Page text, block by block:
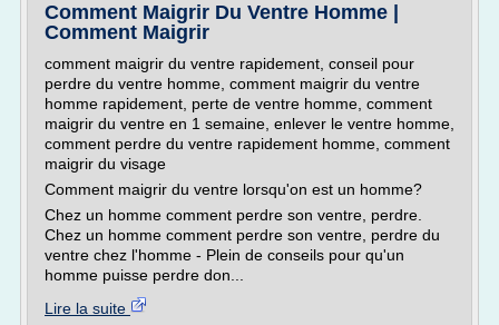
Comment Maigrir Du Ventre Homme |
Comment Maigrir
comment maigrir du ventre rapidement, conseil pour
perdre du ventre homme, comment maigrir du ventre
homme rapidement, perte de ventre homme, comment
maigrir du ventre en 1 semaine, enlever le ventre homme,
comment perdre du ventre rapidement homme, comment
maigrir du visage
Comment maigrir du ventre lorsqu'on est un homme?
Chez un homme comment perdre son ventre, perdre.
Chez un homme comment perdre son ventre, perdre du
ventre chez l'homme - Plein de conseils pour qu'un
homme puisse perdre don...
Lire la suite